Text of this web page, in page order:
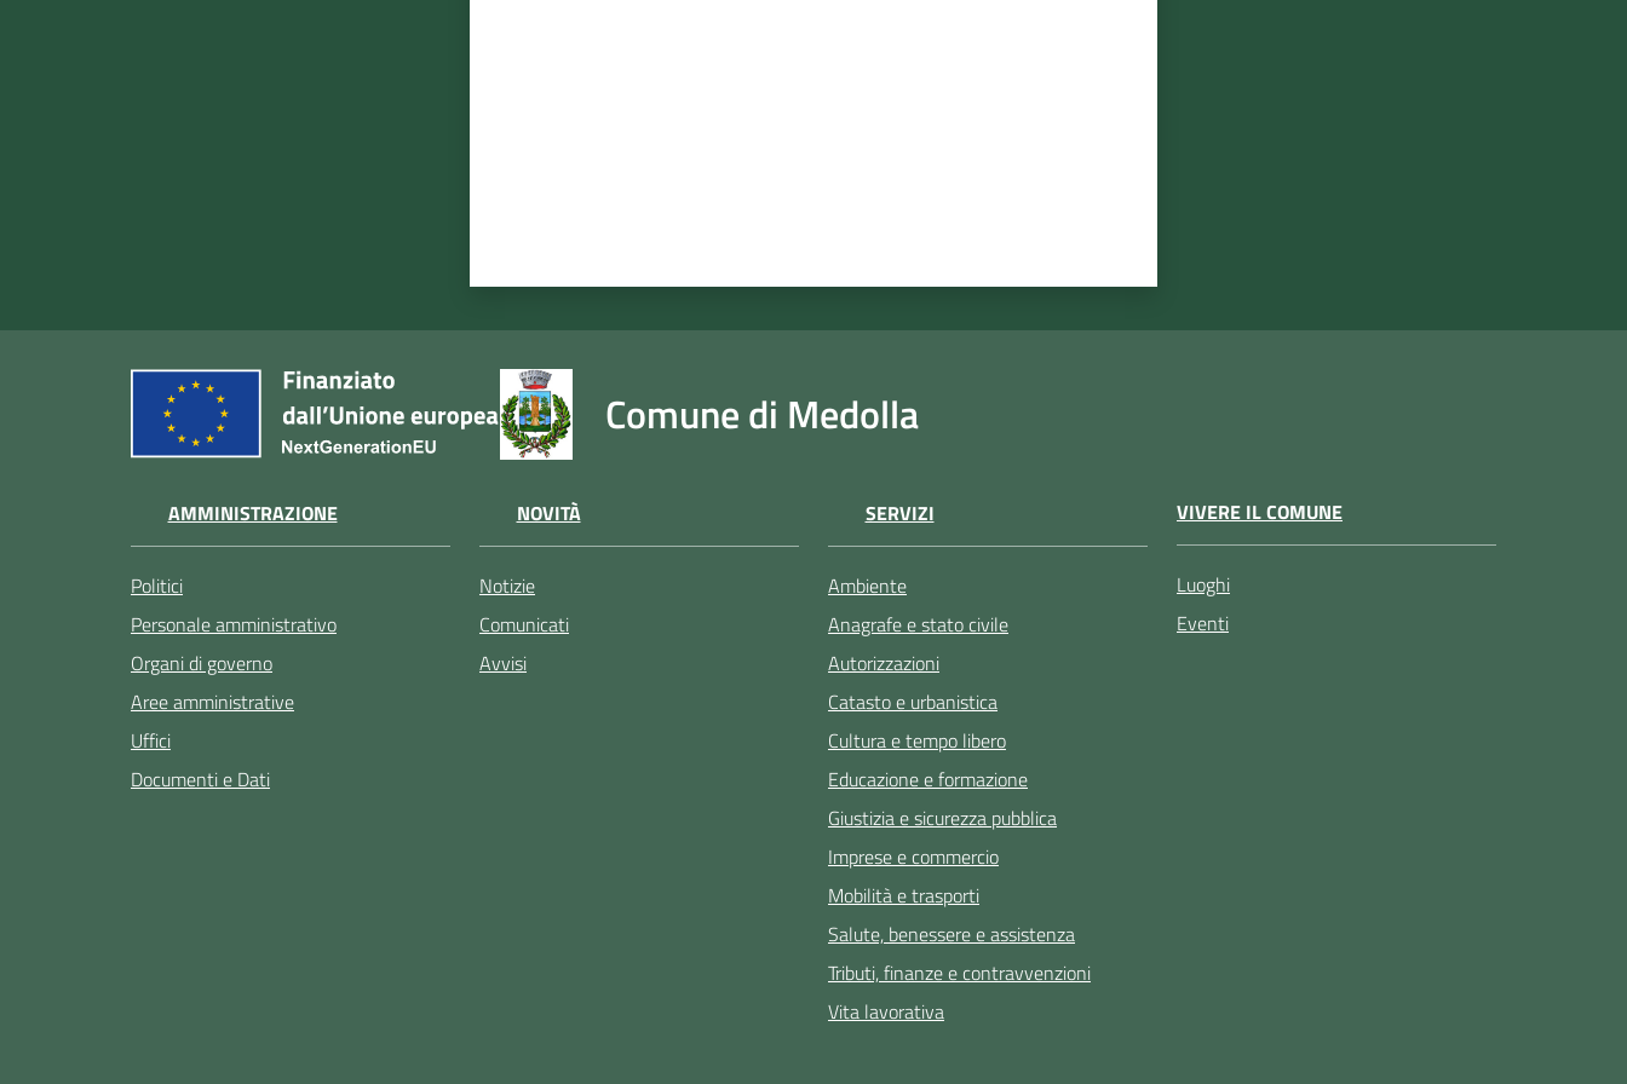
Comune di Medolla
AMMINISTRAZIONE
Politici
Personale amministrativo
Organi di governo
Aree amministrative
Uffici
Documenti e Dati
NOVITÀ
Notizie
Comunicati
Avvisi
SERVIZI
Ambiente
Anagrafe e stato civile
Autorizzazioni
Catasto e urbanistica
Cultura e tempo libero
Educazione e formazione
Giustizia e sicurezza pubblica
Imprese e commercio
Mobilità e trasporti
Salute, benessere e assistenza
Tributi, finanze e contravvenzioni
Vita lavorativa
VIVERE IL COMUNE
Luoghi
Eventi